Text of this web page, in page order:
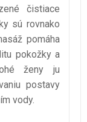
čistiace
sú rovnako
pomáha
pokožky a
ženy ju
postavy
vody.